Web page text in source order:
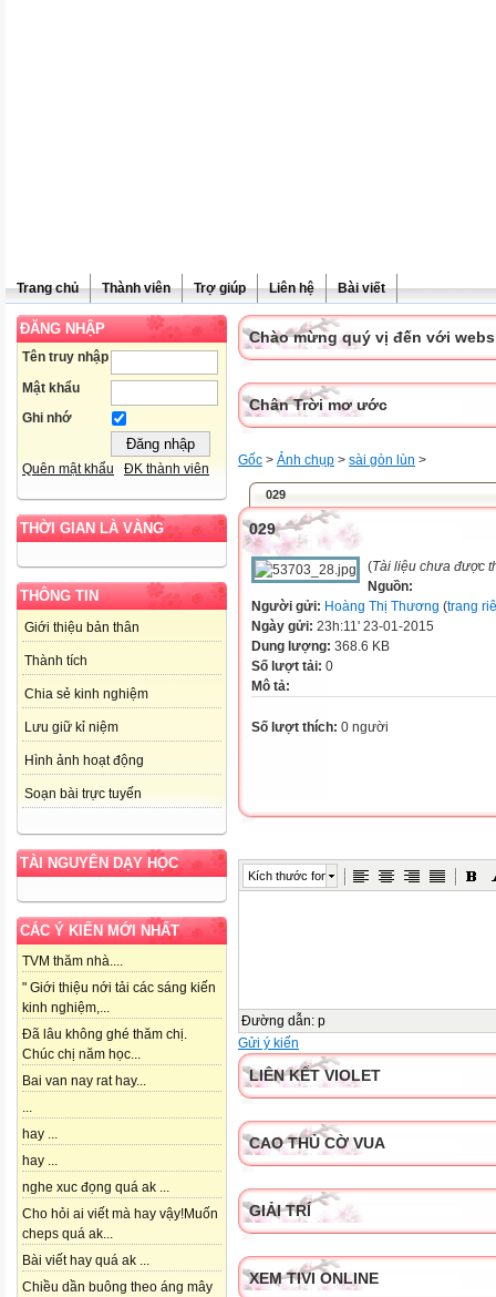
Trang chủ Thành viên Trợ giúp Liên hệ Bài viết
ĐĂNG NHẬP
Tên truy nhập
Mật khẩu
Ghi nhớ
Quên mật khẩu ĐK thành viên
THỜI GIAN LÀ VÀNG
THÔNG TIN
Giới thiệu bản thân
Thành tích
Chia sẻ kinh nghiệm
Lưu giữ kỉ niệm
Hình ảnh hoạt động
Soạn bài trực tuyến
TÀI NGUYÊN DẠY HỌC
CÁC Ý KIẾN MỚI NHẤT
TVM thăm nhà....
" Giới thiệu nới tải các sáng kiến
kinh nghiệm,...
Đã lâu không ghé thăm chị.
Chúc chị năm học...
Bai van nay rat hay...
...
hay ...
hay ...
nghe xuc đọng quá ak ...
Cho hỏi ai viết mà hay vậy!Muốn
cheps quá ak...
Bài viết hay quá ak ...
Chiều dần buông theo áng mây
Chào mừng quý vị đến với
Chân Trời mơ ước
Gốc > Ảnh chụp > sài gòn lùn >
029
029
(Tài liệu chưa được
Nguồn:
Người gửi: Hoàng Thị Thương (trang
Ngày gửi: 23h:11' 23-01-2015
Dung lượng: 368.6 KB
Số lượt tải: 0
Mô tả:
Số lượt thích: 0 người
Kích thước font
Đường dẫn: p
Gửi ý kiến
LIÊN KẾT VIOLET
CAO THỦ CỜ VUA
GIẢI TRÍ
XEM TIVI ONLINE